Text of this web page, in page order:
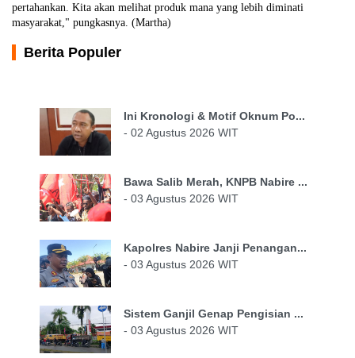
pertahankan. Kita akan melihat produk mana yang lebih diminati
masyarakat," pungkasnya. (Martha)
Berita Populer
Ini Kronologi & Motif Oknum Po...
- 02 Agustus 2026 WIT
Bawa Salib Merah, KNPB Nabire ...
- 03 Agustus 2026 WIT
Kapolres Nabire Janji Penangan...
- 03 Agustus 2026 WIT
Sistem Ganjil Genap Pengisian ...
- 03 Agustus 2026 WIT